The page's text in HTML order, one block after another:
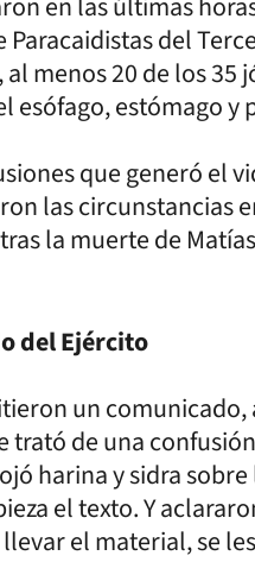
del
menos 20 de los 35
esófago, estómago y
que generó el
las circunstancias
la muerte de
del Ejército
un
trató de una
harina y sidra
el texto. Y
el material, se